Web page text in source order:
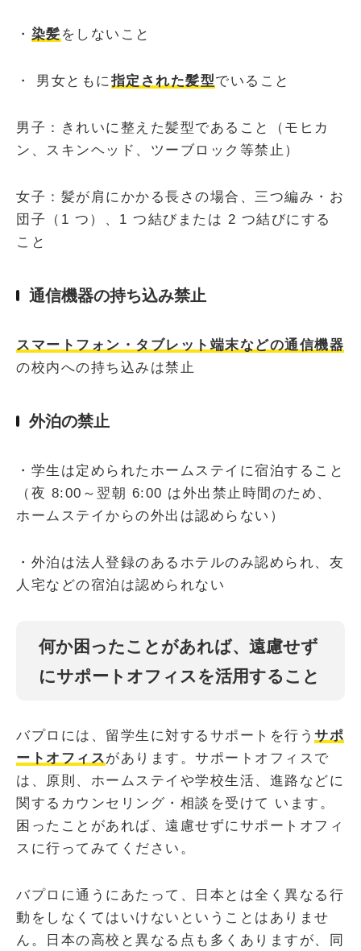
・ 染髪 をしないこと
・ 男女ともに指定された髪型でいること
男子：きれいに整えた髪型であること（モヒカ
ン、スキンヘッド、ツーブロック等禁止）
女子：髪が肩にかかる長さの場合、三つ編み・お
団子（1 つ）、1 つ結びまたは 2 つ結びにする
こと
通信機器の持ち込み禁止
スマートフォン・タブレット端末などの通信機器
の校内への持ち込みは禁止
外泊の禁止
・学生は定められたホームステイに宿泊すること
（夜 8:00～翌朝 6:00 は外出禁止時間のため、
ホームステイからの外出は認めらない）
・外泊は法人登録のあるホテルのみ認められ、友
人宅などの宿泊は認められない
何か困ったことがあれば、遠慮せず
にサポートオフィスを活用すること
バプロには、留学生に対するサポートを行う サポ
ートオフィスがあります。サポートオフィスで
は、原則、ホームステイや学校生活、進路などに
関するカウンセリング・相談を受けて います。
困ったことがあれば、遠慮せずにサポートオフィ
スに行ってみてください。
バプロに通うにあたって、日本とは全く異なる行
動をしなくてはいけないということはありませ
ん。日本の高校と異なる点も多くありますが、同